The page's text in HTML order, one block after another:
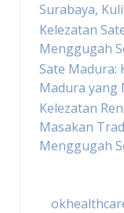
Surabaya,
Kelezatan
Menggugah
Sate Madura:
Madura yang
Kelezatan
Masakan
Menggugah